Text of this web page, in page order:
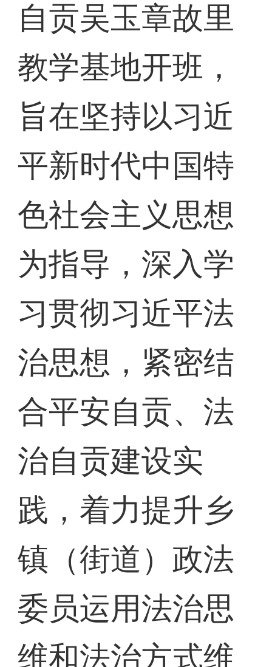
自贡吴玉章故里
教学基地开班，
旨在坚持以习近
平新时代中国特
色社会主义思想
为指导，深入学
习贯彻习近平法
治思想，紧密结
合平安自贡、法
治自贡建设实
践，着力提升乡
镇（街道）政法
委员运用法治思
维和法治方式维